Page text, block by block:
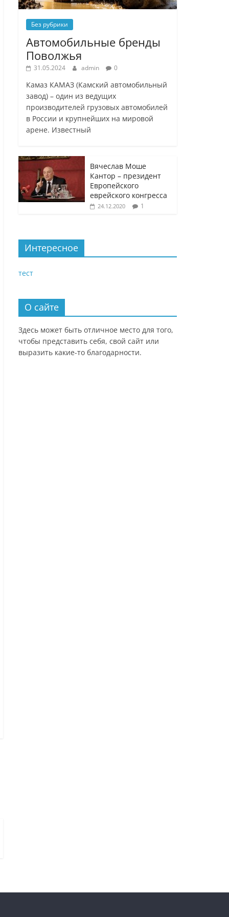
Без рубрики
Автомобильные бренды
Поволжья
31.05.2024 admin 0
Камаз КАМАЗ (Камский автомобильный
завод) – один из ведущих
производителей грузовых автомобилей
в России и крупнейших на мировой
арене. Известный
Вячеслав Моше
Кантор – президент
Европейского
еврейского конгресса
24.12.2020 1
Интересное
тест
О сайте
Здесь может быть отличное место для того,
чтобы представить себя, свой сайт или
выразить какие-то благодарности.